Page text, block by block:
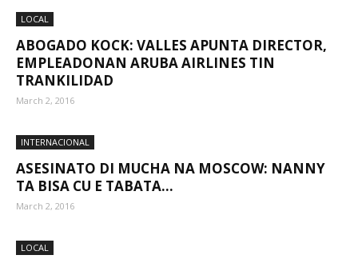
LOCAL
ABOGADO KOCK: VALLES APUNTA DIRECTOR,
EMPLEADONAN ARUBA AIRLINES TIN
TRANKILIDAD
March 2, 2016
INTERNACIONAL
ASESINATO DI MUCHA NA MOSCOW: NANNY
TA BISA CU E TABATA...
March 2, 2016
LOCAL